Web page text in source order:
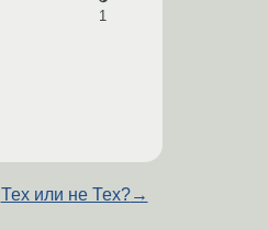
1
Тех или не Тех?→